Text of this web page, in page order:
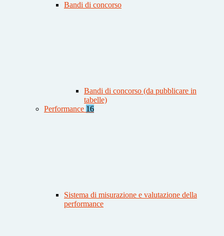
Bandi di concorso
Bandi di concorso (da pubblicare in
tabelle)
Performance 16
Sistema di misurazione e valutazione della
performance